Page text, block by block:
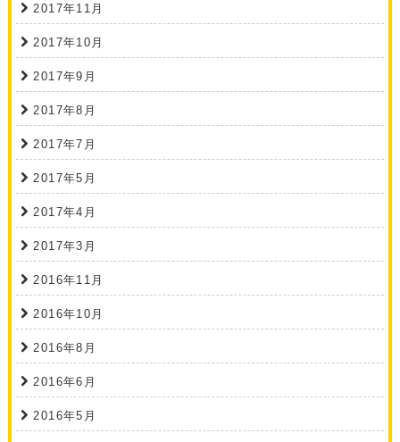
2017年11月
2017年10月
2017年9月
2017年8月
2017年7月
2017年5月
2017年4月
2017年3月
2016年11月
2016年10月
2016年8月
2016年6月
2016年5月